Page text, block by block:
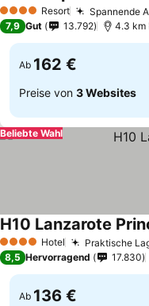
4 Sterne Resort Spannende
7,9 Gut 13.792 4.3 km
Ab 162 €
Preise von 3 Websites
Beliebte Wahl
4 Sterne Hotel Praktische
H10 Lanzarote
8,5 Hervorragend 17.830
Ab 136 €